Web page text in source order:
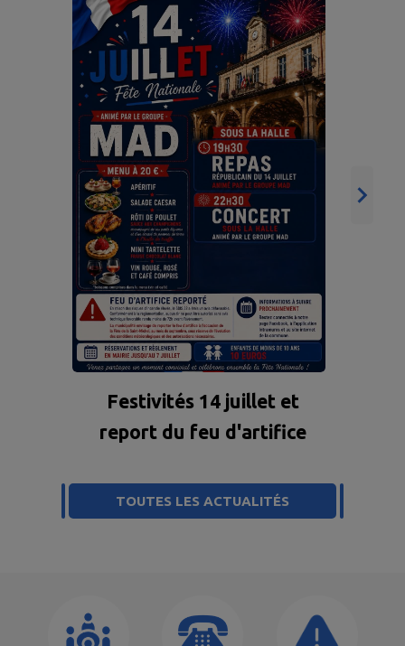
Festivités 14 juillet et
report du feu d'artifice
TOUTES LES ACTUALITÉS